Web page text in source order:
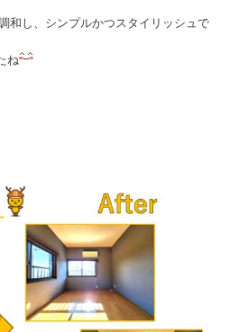
和し、シンプルかつスタイリッシュで
ね